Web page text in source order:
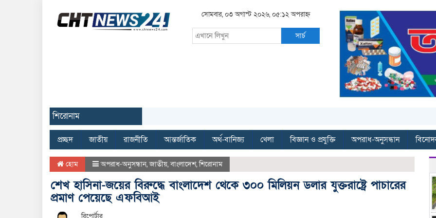
সোমবার, ০৩ অগাস্ট ২০২৬, ০৫:১২ অপরাহ্ন
সার্চ
শিরোনাম
প্রচ্ছদ জাতীয় রাজনীতি আন্তর্জাতিক অর্থ-বানিজ্য খেলা বিজ্ঞান ও প্রযুক্তি অপরাধ-অনুসন্ধান
হোম অপরাধ-অনুসন্ধান,জাতীয়,বাংলাদেশ,শিরোনাম
শেখ হাসিনা-জয়ের বিরুদ্ধে বাংলাদেশ থেকে ৩০০ মিলিয়ন ডলার যুক্তরাষ্ট্রে পাচারের
প্রমাণ পেয়েছে এফবিআই